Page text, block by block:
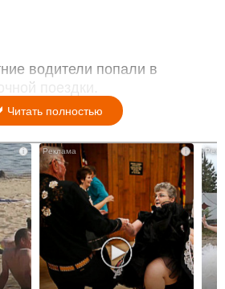
водители попали в
поездки.
Читать полностью
i